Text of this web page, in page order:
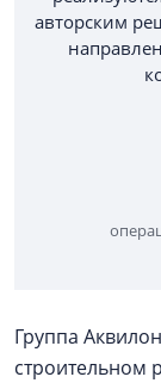
авторским
Группа
строительном